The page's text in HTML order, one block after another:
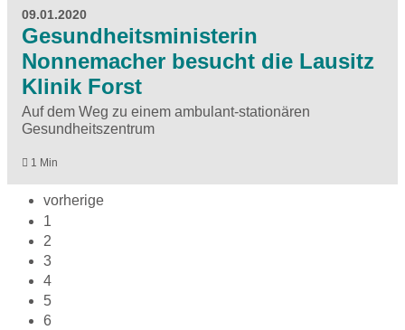
09.01.2020
Gesundheitsministerin
Nonnemacher besucht die Lausitz
Klinik Forst
Auf dem Weg zu einem ambulant-stationären
Gesundheitszentrum
1 Min
vorherige
1
2
3
4
5
6